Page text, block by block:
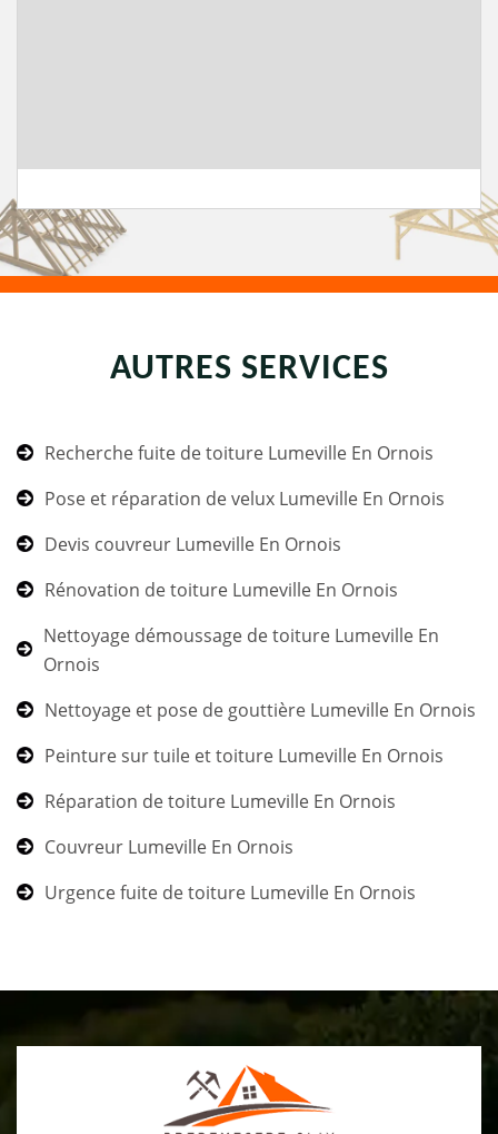
AUTRES SERVICES
Recherche fuite de toiture Lumeville En Ornois
Pose et réparation de velux Lumeville En Ornois
Devis couvreur Lumeville En Ornois
Rénovation de toiture Lumeville En Ornois
Nettoyage démoussage de toiture Lumeville En
Ornois
Nettoyage et pose de gouttière Lumeville En Ornois
Peinture sur tuile et toiture Lumeville En Ornois
Réparation de toiture Lumeville En Ornois
Couvreur Lumeville En Ornois
Urgence fuite de toiture Lumeville En Ornois